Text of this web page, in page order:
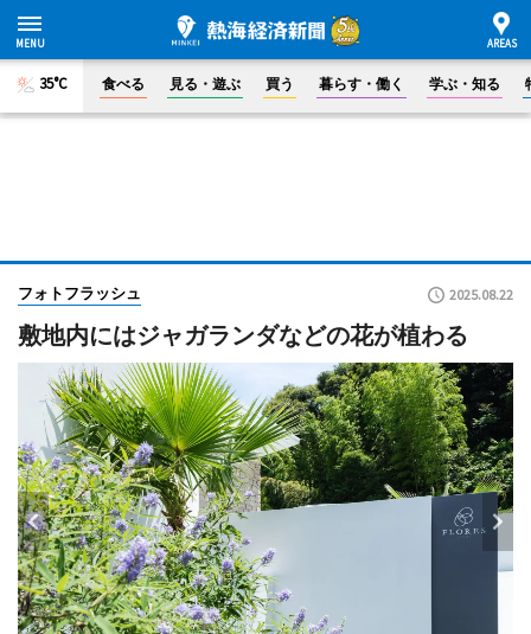
35°C 食べる 見る・遊ぶ 買う 暮らす・働く 学ぶ・知る
フォトフラッシュ 2025.08.22
敷地内にはジャガランダなどの花が植わる